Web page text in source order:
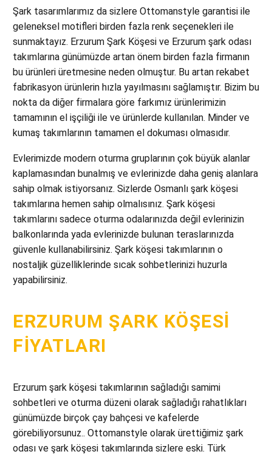
Şark tasarımlarımız da sizlere Ottomanstyle garantisi ile
geleneksel motifleri birden fazla renk seçenekleri ile
sunmaktayız. Erzurum Şark Köşesi ve Erzurum şark odası
takımlarına günümüzde artan önem birden fazla firmanın
bu ürünleri üretmesine neden olmuştur. Bu artan rekabet
fabrikasyon ürünlerin hızla yayılmasını sağlamıştır. Bizim bu
nokta da diğer firmalara göre farkımız ürünlerimizin
tamamının el işçiliği ile ve ürünlerde kullanılan. Minder ve
kumaş takımlarının tamamen el dokuması olmasıdır.
Evlerimizde modern oturma gruplarının çok büyük alanlar
kaplamasından bunalmış ve evlerinizde daha geniş alanlara
sahip olmak istiyorsanız. Sizlerde Osmanlı şark köşesi
takımlarına hemen sahip olmalısınız. Şark köşesi
takımlarını sadece oturma odalarınızda değil evlerinizin
balkonlarında yada evlerinizde bulunan teraslarınızda
güvenle kullanabilirsiniz. Şark köşesi takımlarının o
nostaljik güzelliklerinde sıcak sohbetlerinizi huzurla
yapabilirsiniz.
ERZURUM ŞARK KÖŞESI
FIYATLARI
Erzurum şark köşesi takımlarının sağladığı samimi
sohbetleri ve oturma düzeni olarak sağladığı rahatlıkları
günümüzde birçok çay bahçesi ve kafelerde
görebiliyorsunuz.. Ottomanstyle olarak ürettiğimiz şark
odası ve şark köşesi takımlarında sizlere eski. Türk